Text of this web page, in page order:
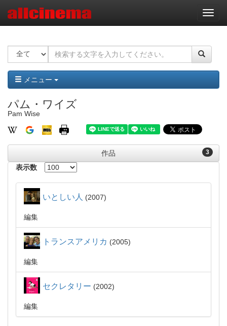
ナ
ビ
ー
ョ
ン
メニュー
パム・ワイズ
Pam Wise
3
作品
表示数
いとしい人 2007
編集
トランスアメリカ 2005
編集
セクレタリー 2002
編集